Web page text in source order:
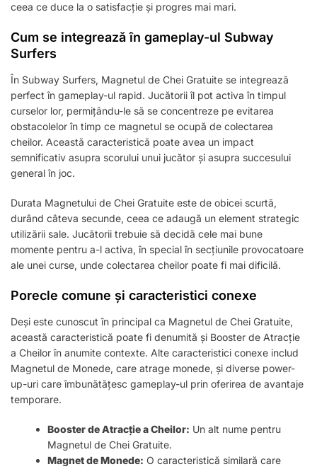
ceea ce duce la o satisfacție și progres mai mari.
Cum se integrează în gameplay-ul Subway
Surfers
În Subway Surfers, Magnetul de Chei Gratuite se integrează
perfect în gameplay-ul rapid. Jucătorii îl pot activa în timpul
curselor lor, permițându-le să se concentreze pe evitarea
obstacolelor în timp ce magnetul se ocupă de colectarea
cheilor. Această caracteristică poate avea un impact
semnificativ asupra scorului unui jucător și asupra succesului
general în joc.
Durata Magnetului de Chei Gratuite este de obicei scurtă,
durând câteva secunde, ceea ce adaugă un element strategic
utilizării sale. Jucătorii trebuie să decidă cele mai bune
momente pentru a-l activa, în special în secțiunile provocatoare
ale unei curse, unde colectarea cheilor poate fi mai dificilă.
Porecle comune și caracteristici conexe
Deși este cunoscut în principal ca Magnetul de Chei Gratuite,
această caracteristică poate fi denumită și Booster de Atracție
a Cheilor în anumite contexte. Alte caracteristici conexe includ
Magnetul de Monede, care atrage monede, și diverse power-
up-uri care îmbunătățesc gameplay-ul prin oferirea de avantaje
temporare.
Booster de Atracție a Cheilor: Un alt nume pentru
Magnetul de Chei Gratuite.
Magnet de Monede: O caracteristică similară care